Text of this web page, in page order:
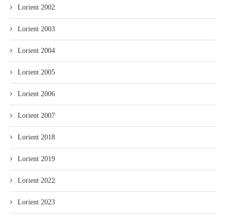
Lorient 2002
Lorient 2003
Lorient 2004
Lorient 2005
Lorient 2006
Lorient 2007
Lorient 2018
Lorient 2019
Lorient 2022
Lorient 2023